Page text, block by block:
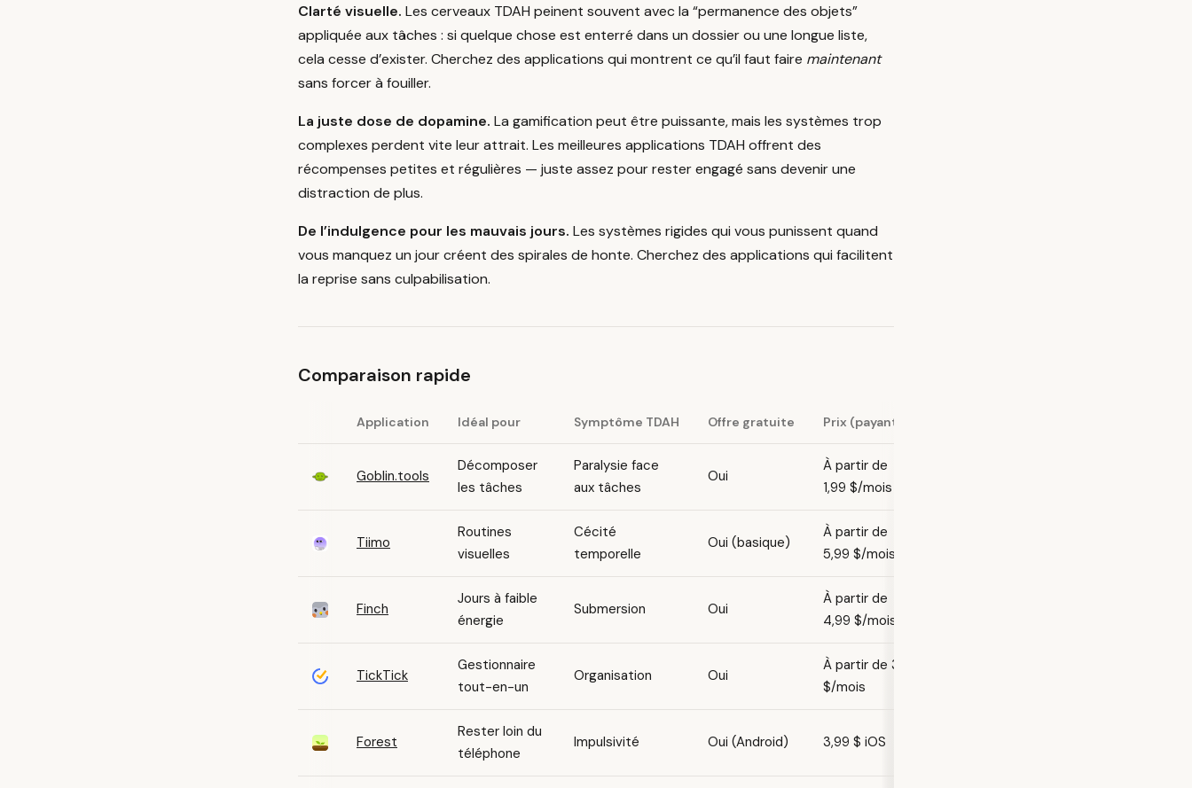
Clarté visuelle. Les cerveaux TDAH peinent souvent avec la “permanence des objets”
appliquée aux tâches : si quelque chose est enterré dans un dossier ou une longue liste,
cela cesse d’exister. Cherchez des applications qui montrent ce qu’il faut faire maintenant
sans forcer à fouiller.
La juste dose de dopamine. La gamification peut être puissante, mais les systèmes trop
complexes perdent vite leur attrait. Les meilleures applications TDAH offrent des
récompenses petites et régulières — juste assez pour rester engagé sans devenir une
distraction de plus.
De l’indulgence pour les mauvais jours. Les systèmes rigides qui vous punissent quand
vous manquez un jour créent des spirales de honte. Cherchez des applications qui facilitent
la reprise sans culpabilisation.
Comparaison rapide
Application Idéal pour Symptôme TDAH Offre gratuite Prix (payant)
Goblin.tools
Décomposer
les tâches
Paralysie face
aux tâches
Oui
À partir de
1,99 $/mois
Tiimo
Routines
visuelles
Cécité
temporelle
Oui (basique)
À partir de
5,99 $/mois
Finch
Jours à faible
énergie
Submersion Oui
À partir de
4,99 $/mois
TickTick
Gestionnaire
tout-en-un
Organisation Oui
À partir de 3
$/mois
Forest
Rester loin du
téléphone
Impulsivité Oui (Android) 3,99 $ iOS